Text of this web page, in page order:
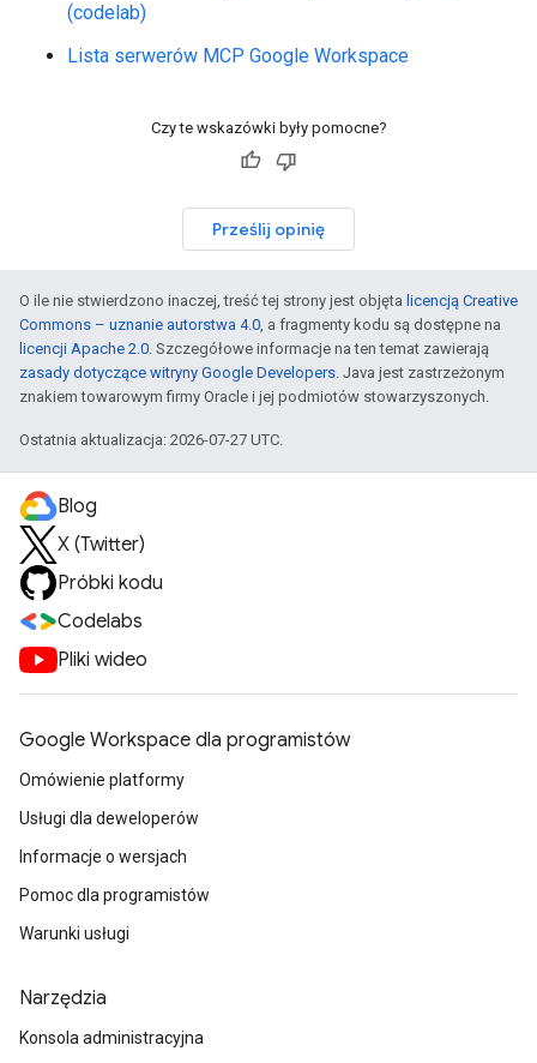
(codelab)
Lista serwerów MCP Google Workspace
Czy te wskazówki były pomocne?
Prześlij opinię
O ile nie stwierdzono inaczej, treść tej strony jest objęta licencją Creative
Commons – uznanie autorstwa 4.0, a fragmenty kodu są dostępne na
licencji Apache 2.0. Szczegółowe informacje na ten temat zawierają
zasady dotyczące witryny Google Developers. Java jest zastrzeżonym
znakiem towarowym firmy Oracle i jej podmiotów stowarzyszonych.
Ostatnia aktualizacja: 2026-07-27 UTC.
Blog
X (Twitter)
Próbki kodu
Codelabs
Pliki wideo
Google Workspace dla programistów
Omówienie platformy
Usługi dla deweloperów
Informacje o wersjach
Pomoc dla programistów
Warunki usługi
Narzędzia
Konsola administracyjna